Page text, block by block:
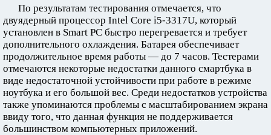
По результатам тестирования отмечается, что
двуядерный процессор Intel Core i5-3317U, который
установлен в Smart PC быстро перегревается и требует
дополнительного охлаждения. Батарея обеспечивает
продолжительное время работы — до 7 часов. Тестерами
отмечаются некоторые недостатки данного смартбука в
виде недостаточной устойчивости при работе в режиме
ноутбука и его большой вес. Среди недостатков устройства
также упоминаются проблемы с масштабированием экрана
ввиду того, что данная функция не поддерживается
большинством компьютерных приложений.